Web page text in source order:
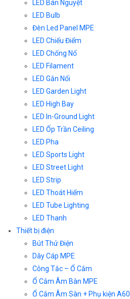
LED Bán Nguyệt
LED Bulb
Đèn Led Panel MPE
LED Chiếu Điểm
LED Chống Nổ
LED Filament
LED Gắn Nổi
LED Garden Light
LED High Bay
LED In-Ground Light
LED Ốp Trần Ceiling
LED Pha
LED Sports Light
LED Street Light
LED Strip
LED Thoát Hiểm
LED Tube Lighting
LED Thanh
Thiết bị điện
Bút Thử Điện
Dây Cáp MPE
Công Tắc – Ổ Cắm
Ổ Cắm Âm Bàn MPE
Ổ Cắm Âm Sàn + Phụ kiện A60